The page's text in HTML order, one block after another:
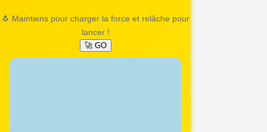
🐧 Maintiens pour charger la force et relâche pour
lancer !
🚀 GO